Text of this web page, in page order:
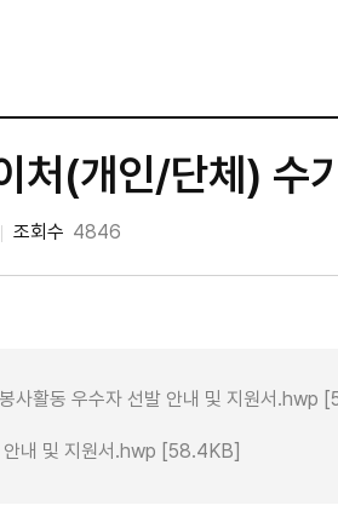
(개인/단체) 수
조회수 4846
사활동 우수자 선발 안내 및 지원서.hwp
내 및 지원서.hwp [58.4KB]